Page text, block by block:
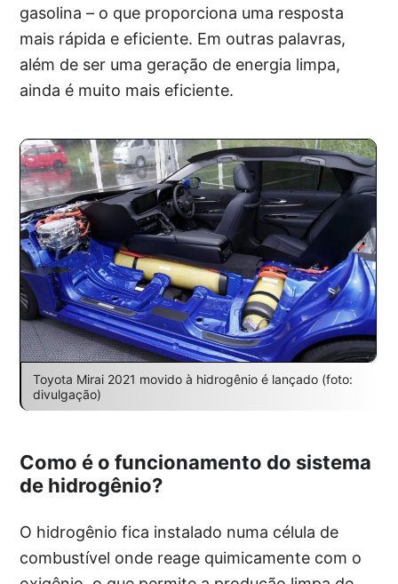
gasolina – o que proporciona uma resposta
mais rápida e eficiente. Em outras palavras,
além de ser uma geração de energia limpa,
ainda é muito mais eficiente.
Toyota Mirai 2021 movido à hidrogênio é lançado (foto:
divulgação)
Como é o funcionamento do sistema
de hidrogênio?
O hidrogênio fica instalado numa célula de
combustível onde reage quimicamente com o